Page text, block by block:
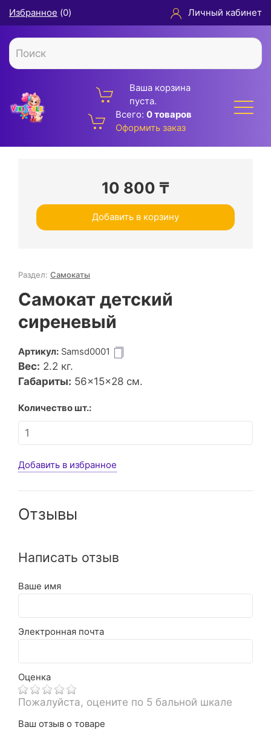
Избранное (0) Личный кабинет
Ваша корзина
пуста.
Всего: 0 товаров
Оформить заказ
10 800 ₸
Добавить в корзину
Раздел: Самокаты
Самокат детский
сиреневый
Артикул: Samsd0001
Вес: 2.2 кг.
Габариты: 56×15×28 см.
Количество шт.:
Добавить в избранное
Отзывы
Написать отзыв
Ваше имя
Электронная почта
Оценка
Пожалуйста, оцените по 5 бальной шкале
Ваш отзыв о товаре